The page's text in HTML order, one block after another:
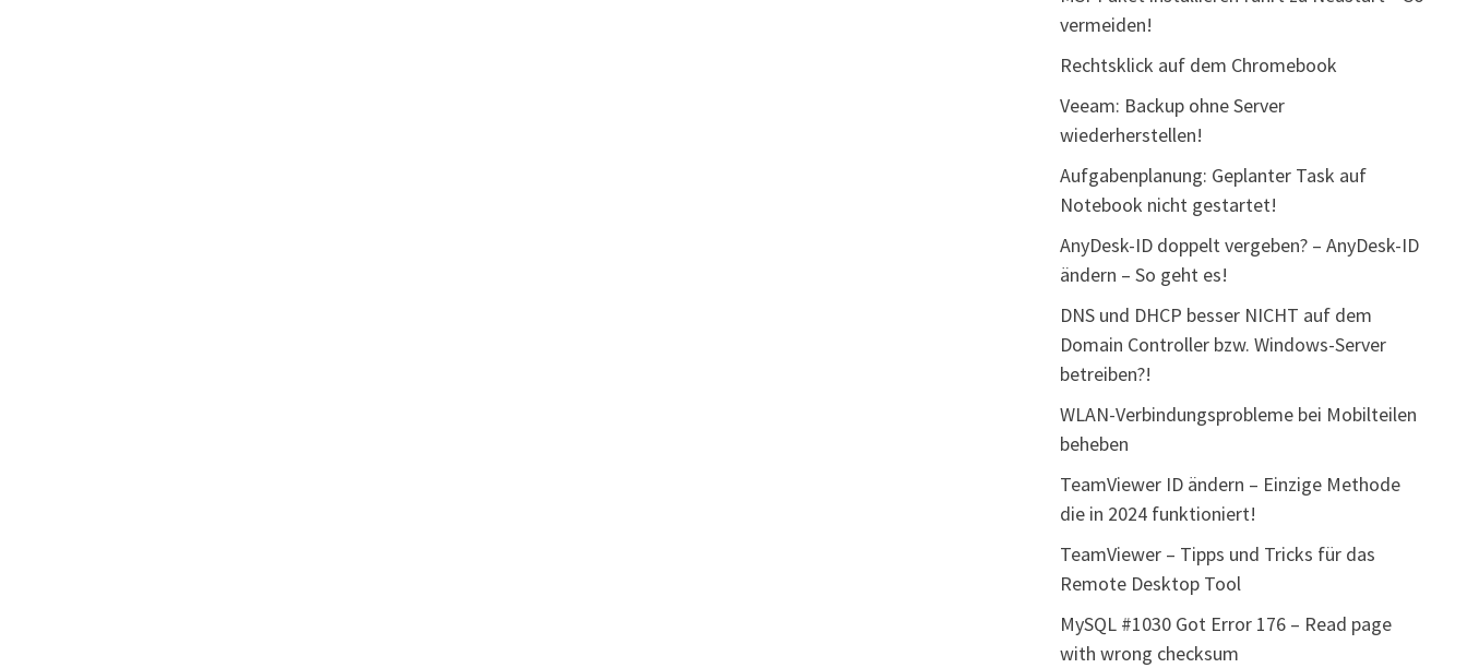
vermeiden!
Rechtsklick auf dem Chromebook
Veeam: Backup ohne Server
wiederherstellen!
Aufgabenplanung: Geplanter Task auf
Notebook nicht gestartet!
AnyDesk-ID doppelt vergeben? – AnyDesk-ID
ändern – So geht es!
DNS und DHCP besser NICHT auf dem
Domain Controller bzw. Windows-Server
betreiben?!
WLAN-Verbindungsprobleme bei Mobilteilen
beheben
TeamViewer ID ändern – Einzige Methode
die in 2024 funktioniert!
TeamViewer – Tipps und Tricks für das
Remote Desktop Tool
MySQL #1030 Got Error 176 – Read page
with wrong checksum